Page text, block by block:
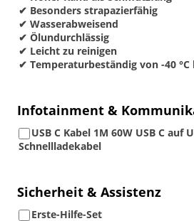
✔ Besonders strapazierfähig
✔ Wasserabweisend
✔ Ölundurchlässig
✔ Leicht zu reinigen
✔ Temperaturbeständig von -40 °C
Infotainment &
USB C Kabel 1M 60W USB C auf
Schnellladekabel
Sicherheit & Assistenz
Erste-Hilfe-Set